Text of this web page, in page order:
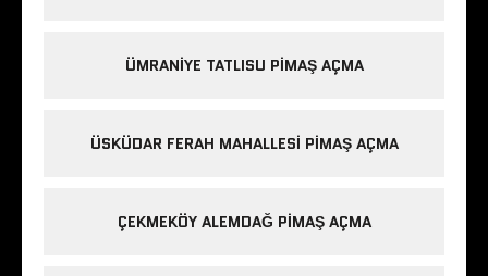
ÜMRANIYE TATLISU PIMAŞ AÇMA
ÜSKÜDAR FERAH MAHALLESI PIMAŞ AÇMA
ÇEKMEKÖY ALEMDAĞ PIMAŞ AÇMA